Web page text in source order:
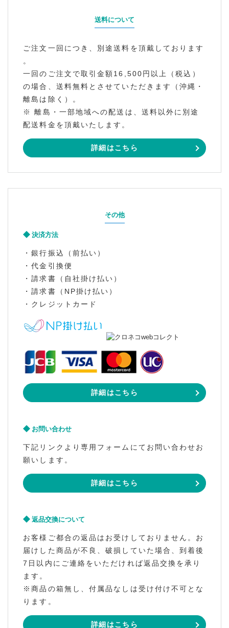
送料について
ご注文一回につき、別途送料を頂戴しております
。
一回のご注文で取引金額16,500円以上（税込）
の場合、送料無料とさせていただきます（沖縄・
離島は除く）。
※ 離島・一部地域への配送は、送料以外に別途
配送料金を頂戴いたします。
詳細はこちら
その他
決済方法
・銀行振込（前払い）
・代金引換便
・請求書（自社掛け払い）
・請求書（NP掛け払い）
・クレジットカード
詳細はこちら
お問い合わせ
下記リンクより専用フォームにてお問い合わせお
願いします。
詳細はこちら
返品交換について
お客様ご都合の返品はお受けしておりません。お
届けした商品が不良、破損していた場合、到着後
7日以内にご連絡をいただければ返品交換を承り
ます。
※商品の箱無し、付属品なしは受け付け不可とな
ります。
詳細はこちら